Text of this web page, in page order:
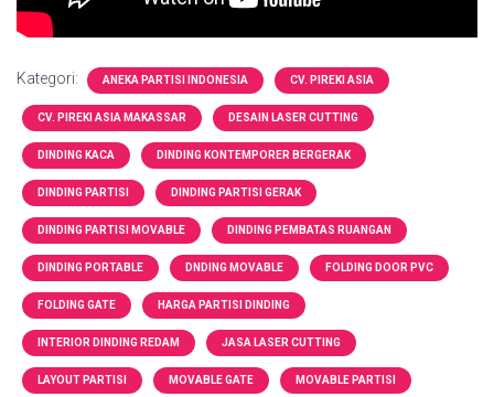
Kategori: ANEKA PARTISI INDONESIA CV. PIREKI ASIA
CV. PIREKI ASIA MAKASSAR DESAIN LASER CUTTING
DINDING KACA DINDING KONTEMPORER BERGERAK
DINDING PARTISI DINDING PARTISI GERAK
DINDING PARTISI MOVABLE DINDING PEMBATAS RUANGAN
DINDING PORTABLE DNDING MOVABLE FOLDING DOOR PVC
FOLDING GATE HARGA PARTISI DINDING
INTERIOR DINDING REDAM JASA LASER CUTTING
LAYOUT PARTISI MOVABLE GATE MOVABLE PARTISI